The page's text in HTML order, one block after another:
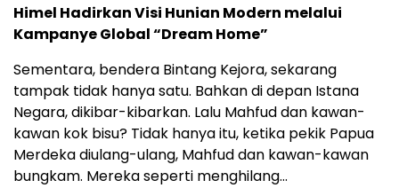
Himel Hadirkan Visi Hunian Modern melalui
Kampanye Global “Dream Home”
Sementara, bendera Bintang Kejora, sekarang
tampak tidak hanya satu. Bahkan di depan Istana
Negara, dikibar-kibarkan. Lalu Mahfud dan kawan-
kawan kok bisu? Tidak hanya itu, ketika pekik Papua
Merdeka diulang-ulang, Mahfud dan kawan-kawan
bungkam. Mereka seperti menghilang…